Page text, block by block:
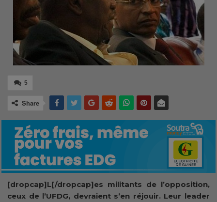
5
Share
[dropcap]L[/dropcap]es militants de l’opposition,
ceux de l’UFDG, devraient s’en réjouir. Leur leader